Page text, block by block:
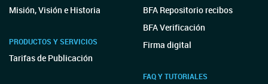
Misión, Visión e Historia
PRODUCTOS Y SERVICIOS
Tarifas de Publicación
BFA Repositorio recibos
BFA Verificación
Firma digital
FAQ Y TUTORIALES